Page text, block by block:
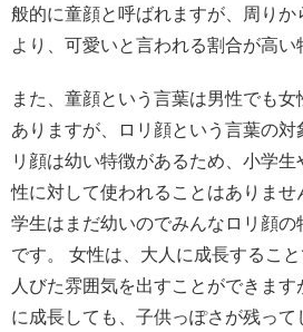
般的に童顔と呼ばれますが、周りか
より、可愛いと言われる割合が高い
また、童顔という言葉は男性でも
ありますが、ロリ顔という言葉の対
リ顔は幼い特徴があるため、小学
性に対して使われることはありませ
学生はまだ幼いのでみんなロリ顔の
です。 女性は、大人に成長するこ
人びた雰囲気を出すことができます
に成長しても、子供っぽさが残っ